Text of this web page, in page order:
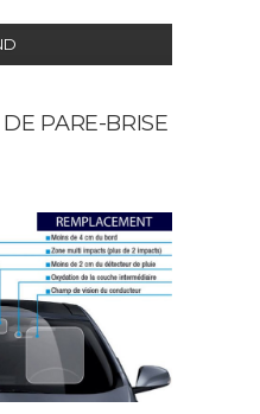
PARE-BRISE